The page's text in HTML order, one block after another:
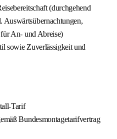
(durchgehend
An- und Abreise)
sowie Zuverlässigkeit und
Tarif
Bundesmontagetarifvertrag